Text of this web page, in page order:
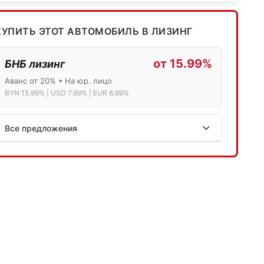
ЭТОТ АВТОМОБИЛЬ В ЛИЗИНГ
БНБ лизинг от 15.99%
Аванс от 20% • На юр. лицо
BYN 15.99% | USD 7.99% | EUR 6.99%
Все предложения
АСБ лизинг